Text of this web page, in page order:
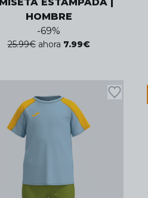
HOMBRE
-69%
25.99€ ahora 7.99€